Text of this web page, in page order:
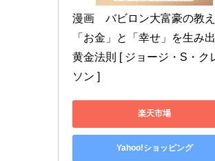
漫画　バビロン大富豪の教え
「お金」と「幸せ」を生み
黄金法則 [ ジョージ・S・ク
ソン ]
楽天市場
Yahoo!ショッピング